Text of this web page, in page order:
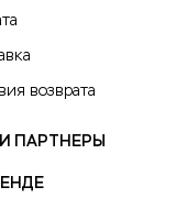
возврата
ПАРТНЕРЫ